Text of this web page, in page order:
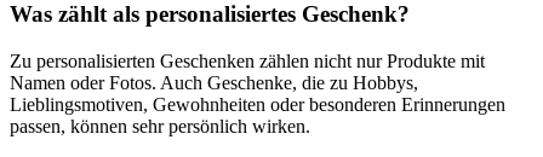
Was zählt als personalisiertes Geschenk?
Zu personalisierten Geschenken zählen nicht nur Produkte mit
Namen oder Fotos. Auch Geschenke, die zu Hobbys,
Lieblingsmotiven, Gewohnheiten oder besonderen Erinnerungen
passen, können sehr persönlich wirken.